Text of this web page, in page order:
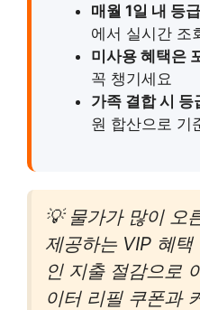
매월 1일 내 등
에서 실시간 조
미사용 혜택은
꼭 챙기세요
가족 결합 시 등
원 합산으로 기
💡 물가가 많이 오
제공하는 VIP 혜
인 지출 절감으로
이터 리필 쿠폰과